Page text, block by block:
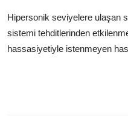
Hipersonik seviyelere ulaşan
sistemi tehditlerinden
hassasiyetiyle istenmeyen